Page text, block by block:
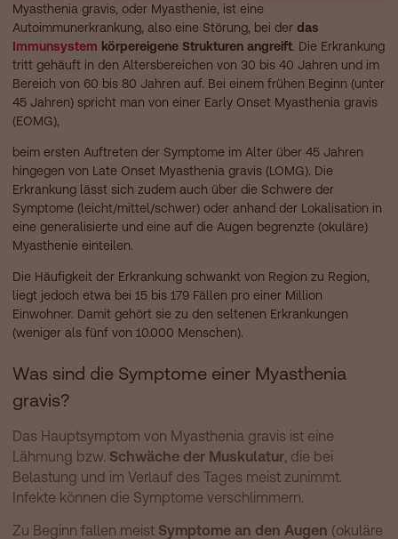
Myasthenia gravis, oder Myasthenie, ist eine
Autoimmunerkrankung, also eine Störung, bei der das
Immunsystem körpereigene Strukturen angreift. Die Erkrankung
tritt gehäuft in den Altersbereichen von 30 bis 40 Jahren und im
Bereich von 60 bis 80 Jahren auf. Bei einem frühen Beginn (unter
45 Jahren) spricht man von einer Early Onset Myasthenia gravis
(EOMG),
beim ersten Auftreten der Symptome im Alter über 45 Jahren
hingegen von Late Onset Myasthenia gravis (LOMG). Die
Erkrankung lässt sich zudem auch über die Schwere der
Symptome (leicht/mittel/schwer) oder anhand der Lokalisation in
eine generalisierte und eine auf die Augen begrenzte (okuläre)
Myasthenie einteilen.
Die Häufigkeit der Erkrankung schwankt von Region zu Region,
liegt jedoch etwa bei 15 bis 179 Fällen pro einer Million
Einwohner. Damit gehört sie zu den seltenen Erkrankungen
(weniger als fünf von 10.000 Menschen).
Was sind die Symptome einer Myasthenia
gravis?
Das Hauptsymptom von Myasthenia gravis ist eine
Lähmung bzw. Schwäche der Muskulatur , die bei
Belastung und im Verlauf des Tages meist zunimmt.
Infekte können die Symptome verschlimmern.
Zu Beginn fallen meist Symptome an den Augen (okuläre